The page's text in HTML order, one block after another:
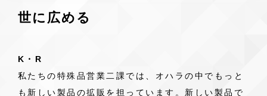
世に広める
K・R
私たちの特殊品営業二課では、オハラの中でもっと
も新しい製品の拡販を担っています。新しい製品で